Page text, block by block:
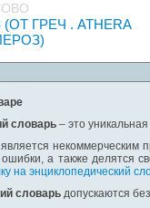
ГРЕЧ . ATHERA
словарь – это
а также делятся
на энциклопедический
словарь допускаются